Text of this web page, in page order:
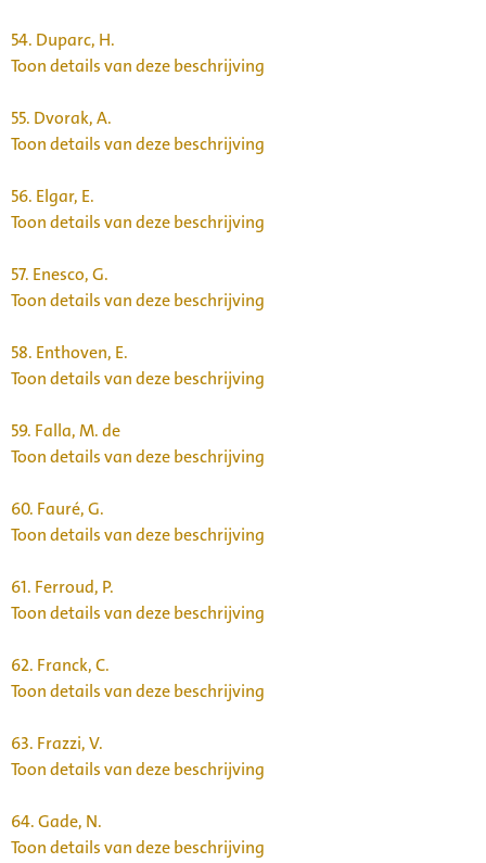
54. Duparc, H.
Toon details van deze beschrijving
55. Dvorak, A.
Toon details van deze beschrijving
56. Elgar, E.
Toon details van deze beschrijving
57. Enesco, G.
Toon details van deze beschrijving
58. Enthoven, E.
Toon details van deze beschrijving
59. Falla, M. de
Toon details van deze beschrijving
60. Fauré, G.
Toon details van deze beschrijving
61. Ferroud, P.
Toon details van deze beschrijving
62. Franck, C.
Toon details van deze beschrijving
63. Frazzi, V.
Toon details van deze beschrijving
64.Gade, N.
Toon details van deze beschrijving